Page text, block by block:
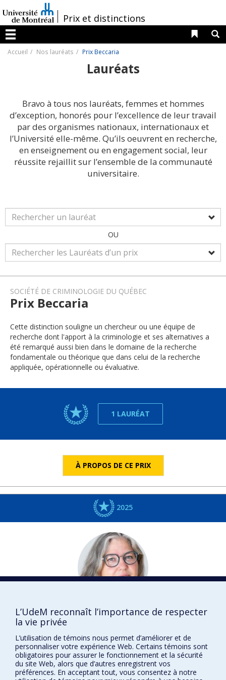
au
contenu
/Prix et distinctions
Menu
Liens
Accueil Nos lauréats Prix Beccaria
Lauréats
Bravo à tous nos lauréats, femmes et hommes
d’exception, honorés pour l’excellence de leur travail
par des organismes nationaux, internationaux et
l’Université elle-même. Qu’ils oeuvrent en recherche,
en enseignement ou en engagement social, leur
réussite rejaillit sur l’ensemble de la communauté
universitaire.
OU
SOCIÉTÉ DE CRIMINOLOGIE DU QUÉBEC
Prix Beccaria
Cette distinction souligne un chercheur ou une équipe de
recherche dont l'apport à la criminologie et ses alternatives a
été remarqué aussi bien dans le domaine de la recherche
fondamentale ou théorique que dans celui de la recherche
appliquée, opérationnelle ou évaluative.
1 LAURÉAT
À PROPOS DE CE PRIX
2025
Céline BELLOT
DISTINCTIONS
L’UdeM reconnaît l’importance de respecter
la vie privée
L’utilisation de témoins nous permet d’améliorer et de
personnaliser votre expérience Web. Certains témoins sont
obligatoires pour assurer le fonctionnement et la sécurité
du site Web, alors que d’autres enregistrent vos
préférences. En acceptant tout, vous consentez à notre